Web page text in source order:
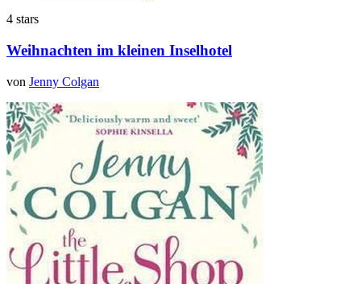
4 stars
Weihnachten im kleinen Inselhotel
von Jenny Colgan